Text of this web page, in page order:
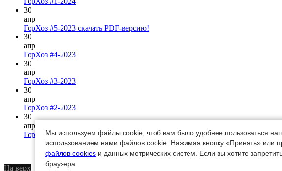
30
апр
ГорХоз #5-2023 скачать PDF-версию!
30
апр
ГорХоз #4-2023
30
апр
ГорХоз #3-2023
30
апр
ГорХоз #2-2023
30
апр
ГорХоз #4-2022
Мы используем файлы cookie, чтоб вам было удобнее пользоваться
использованием нами файлов cookie. Нажимая кнопку «Принять» или
файлов cookies и данных метрических систем. Если вы хотите
браузера.
Copyright ©
На верх